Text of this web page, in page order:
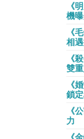
《
機
《
相
《
雙
《
鎖
《
力